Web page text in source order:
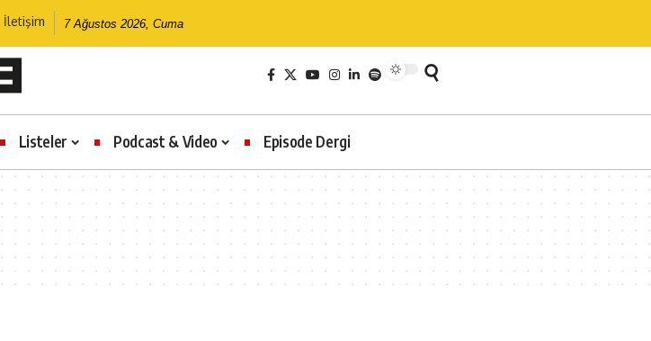
İletişim 7 Ağustos 2026, Cuma
Listeler Podcast & Video Episode Dergi